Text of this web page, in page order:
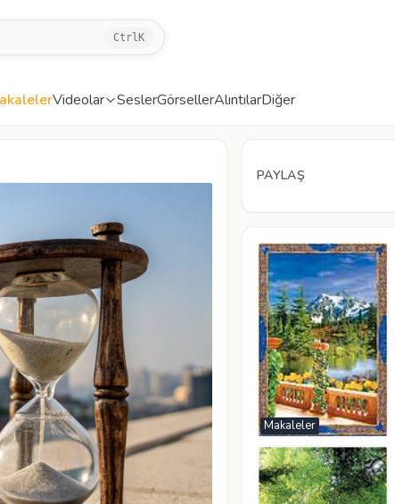
Ctrl K
Videolar SeslerGörsellerAlıntılarDiğer
PAYLAŞ
Makaleler